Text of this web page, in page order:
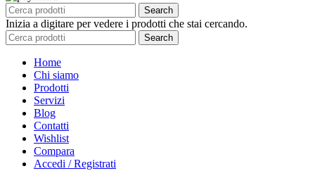
Search
Inizia a digitare per vedere i prodotti che stai cercando.
Search
Home
Chi siamo
Prodotti
Servizi
Blog
Contatti
Wishlist
Compara
Accedi / Registrati